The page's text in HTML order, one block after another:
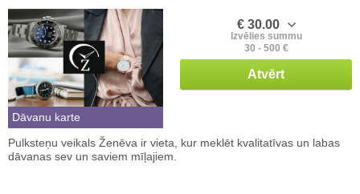
Dāvanu karte
€ 30.00
Izvēlies summu
30 - 500 €
Atvērt
Pulksteņu veikals Ženēva ir vieta, kur meklēt kvalitatīvas un labas
dāvanas sev un saviem mīļajiem.